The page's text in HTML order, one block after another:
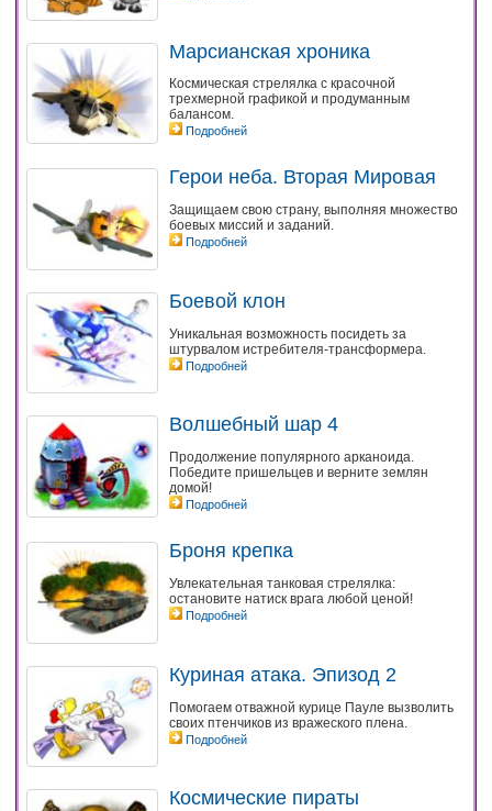
Марсианская хроника
Космическая стрелялка с красочной
трехмерной графикой и продуманным
балансом.
Подробней
Герои неба. Вторая Мировая
Защищаем свою страну, выполняя множество
боевых миссий и заданий.
Подробней
Боевой клон
Уникальная возможность посидеть за
штурвалом истребителя-трансформера.
Подробней
Волшебный шар 4
Продолжение популярного арканоида.
Победите пришельцев и верните землян
домой!
Подробней
Броня крепка
Увлекательная танковая стрелялка:
остановите натиск врага любой ценой!
Подробней
Куриная атака. Эпизод 2
Помогаем отважной курице Пауле вызволить
своих птенчиков из вражеского плена.
Подробней
Космические пираты